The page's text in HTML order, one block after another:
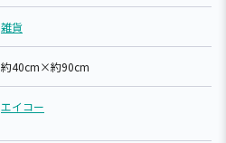
雑貨
約40cm×約90cm
エイコー